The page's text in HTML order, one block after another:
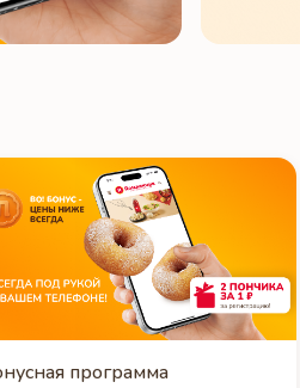
программа